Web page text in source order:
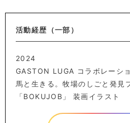
活動経歴（一部）
2024
GASTON LUGA コラボレーシ
馬と生きる。牧場のしごと発見
「BOKUJOB」 装画イラスト